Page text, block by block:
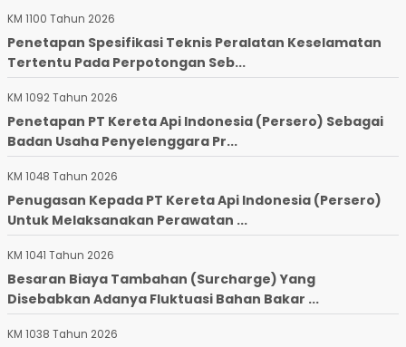
KM 1100 Tahun 2026
Penetapan Spesifikasi Teknis Peralatan Keselamatan
Tertentu Pada Perpotongan Seb...
KM 1092 Tahun 2026
Penetapan PT Kereta Api Indonesia (Persero) Sebagai
Badan Usaha Penyelenggara Pr...
KM 1048 Tahun 2026
Penugasan Kepada PT Kereta Api Indonesia (Persero)
Untuk Melaksanakan Perawatan ...
KM 1041 Tahun 2026
Besaran Biaya Tambahan (Surcharge) Yang
Disebabkan Adanya Fluktuasi Bahan Bakar ...
KM 1038 Tahun 2026